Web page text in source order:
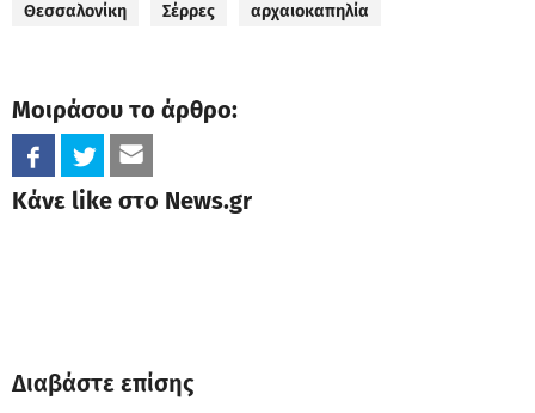
Θεσσαλονίκη Σέρρες αρχαιοκαπηλία
Μοιράσου το άρθρο:
Κάνε like στο News.gr
Διαβάστε επίσης